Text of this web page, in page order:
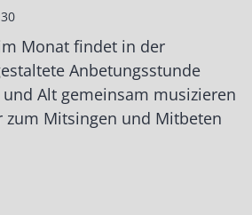
Monat findet in der
Anbetungsstunde
Alt gemeinsam musizieren
zum Mitsingen und Mitbeten